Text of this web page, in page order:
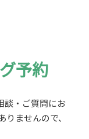
予約
談・ご質問にお
ませんので、